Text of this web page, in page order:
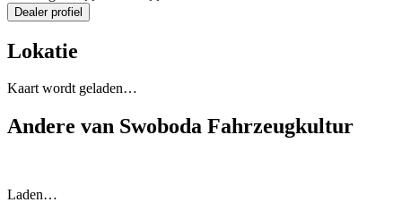
Dealer profiel
Lokatie
Kaart wordt geladen…
Andere van Swoboda Fahrzeugkultur
Laden…